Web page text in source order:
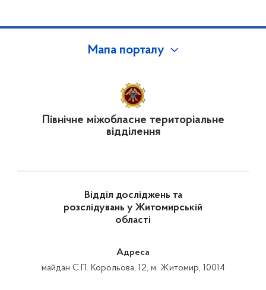
Мапа порталу
Північне міжобласне територіальне
відділення
Відділ досліджень та
розслідувань у Житомирській
області
Адреса
майдан С.П. Корольова, 12, м. Житомир, 10014